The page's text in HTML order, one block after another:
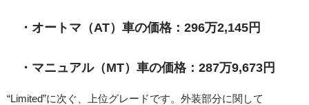
・オートマ（AT）車の価格：296万2,145円
・マニュアル（MT）車の価格：287万9,673円
“Limited”に次ぐ、上位グレードです。外装部分に関して